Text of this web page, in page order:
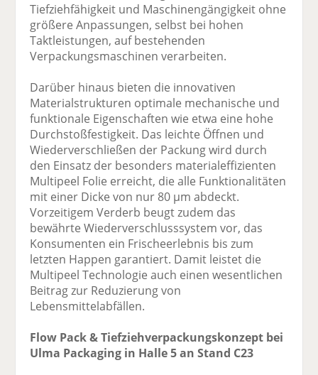
Tiefziehfähigkeit und Maschinengängigkeit ohne
größere Anpassungen, selbst bei hohen
Taktleistungen, auf bestehenden
Verpackungsmaschinen verarbeiten.
Darüber hinaus bieten die innovativen
Materialstrukturen optimale mechanische und
funktionale Eigenschaften wie etwa eine hohe
Durchstoßfestigkeit. Das leichte Öffnen und
Wiederverschließen der Packung wird durch
den Einsatz der besonders materialeffizienten
Multipeel Folie erreicht, die alle Funktionalitäten
mit einer Dicke von nur 80 µm abdeckt.
Vorzeitigem Verderb beugt zudem das
bewährte Wiederverschlusssystem vor, das
Konsumenten ein Frischeerlebnis bis zum
letzten Happen garantiert. Damit leistet die
Multipeel Technologie auch einen wesentlichen
Beitrag zur Reduzierung von
Lebensmittelabfällen.
Flow Pack & Tiefziehverpackungskonzept bei
Ulma Packaging in Halle 5 an Stand C23